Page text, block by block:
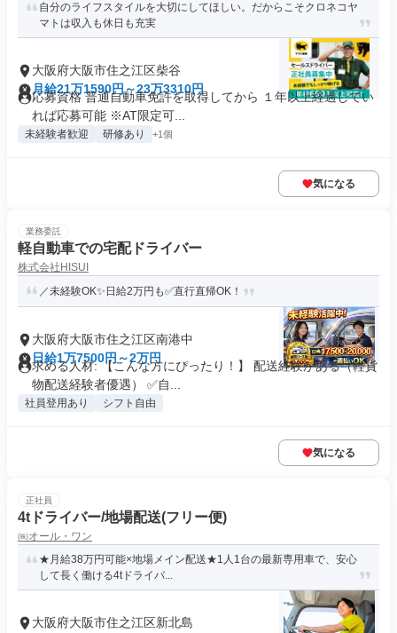
自分のライフスタイルを大切にしてほしい。だからこそクロネコヤ
マトは収入も休日も充実
大阪府大阪市住之江区柴谷
月給21万1590円～23万3310円
応募資格 普通自動車免許を取得してから １年以上経過してい
れば応募可能 ※AT限定可...
未経験者歓迎 研修あり +1個
気になる
業務委託
軽自動車での宅配ドライバー
株式会社HISUI
／未経験OK✨日給2万円も✅直行直帰OK！
大阪府大阪市住之江区南港中
日給1万7500円～2万円
求める人材: 【こんな方にぴったり！】 配送経験がある（軽貨
物配送経験者優遇） ✅自...
社員登用あり シフト自由
気になる
正社員
4tドライバー/地場配送(フリー便)
㈱オール・ワン
★月給38万円可能×地場メイン配送★1人1台の最新専用車で、安心
して長く働ける4tドライバ...
大阪府大阪市住之江区新北島